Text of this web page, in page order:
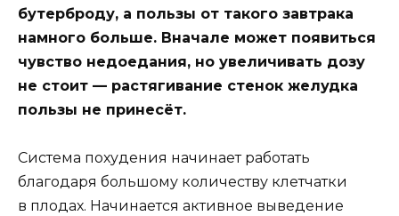
бутерброду, а пользы от такого завтрака
намного больше. Вначале может появиться
чувство недоедания, но увеличивать дозу
не стоит — растягивание стенок желудка
пользы не принесёт.
Система похудения начинает работать
благодаря большому количеству клетчатки
в плодах. Начинается активное выведение